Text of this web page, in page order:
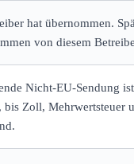
hat übernommen.
von diesem
Nicht-EU-Sendung
bis Zoll, Mehrwertsteuer